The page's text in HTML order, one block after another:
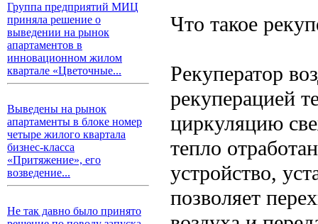
Группа предприятий МИЦ
приняла решение о
выведении на рынок
апартаментов в
инновационном жилом
квартале «Цветочные...
Выведены на рынок
апартаменты в блоке номер
четыре жилого квартала
бизнес-класса
«Притяжение», его
возведение...
Не так давно было принято
Что такое
Рекуператор
рекуперацией
циркуляцию
тепло
устройство,
позволяет